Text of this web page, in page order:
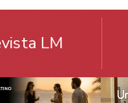
LM